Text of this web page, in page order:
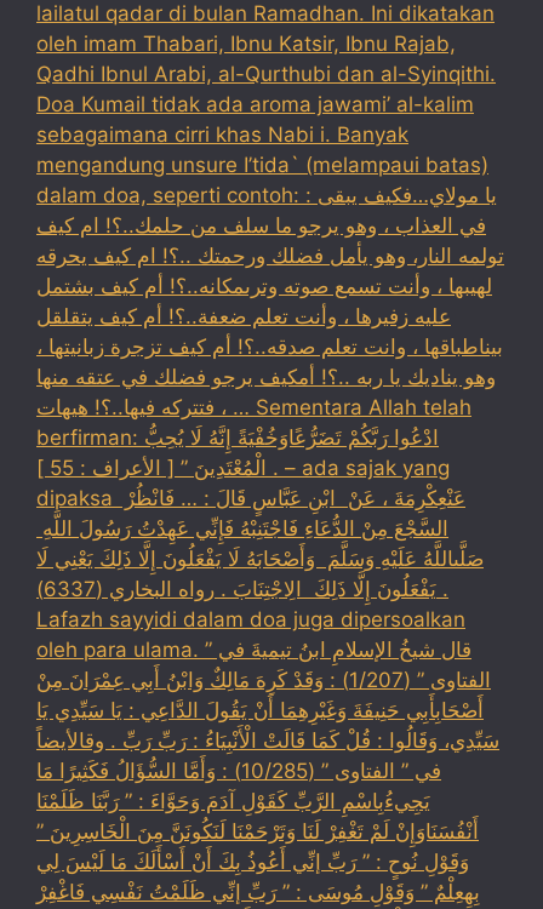
lailatul qadar di bulan Ramadhan. Ini dikatakan
oleh imam Thabari, Ibnu Katsir, Ibnu Rajab,
Qadhi Ibnul Arabi, al-Qurthubi dan al-Syinqithi.
Doa Kumail tidak ada aroma jawami’ al-kalim
sebagaimana cirri khas Nabi i. Banyak
mengandung unsure I’tida` (melampaui batas)
dalam doa, seperti contoh: : يا مولاي…فكيف يبقى
في العذاب ، وهو يرجو ما سلف من حلمك..؟! ام كيف
تولمه النار، وهو يأمل فضلك ورحمتك ..؟! ام كيف يحرقه
لهيبها ، وأنت تسمع صوته وترىمكانه..؟! أم كيف بشتمل
عليه زفيرها ، وأنت تعلم ضعفة..؟! أم كيف يتقلقل
بيناطباقها ، وانت تعلم صدقه..؟! أم كيف تزجرة زبانيتها ،
وهو يناديك يا ربه ..؟! أمكيف يرجو فضلك في عتقه منها
، فتتركه فيها..؟! هيهات … Sementara Allah telah
berfirman: ادْعُوا رَبَّكُمْ تَضَرُّعًاوَخُفْيَةً إِنَّهُ لَا يُحِبُّ
الْمُعْتَدِينَ ” [ الأعراف : 55 ] . – ada sajak yang
dipaksa ‏عَنْ‏‏عِكْرِمَةَ ‏، ‏عَنْ ‏ ‏ابْنِ عَبَّاسٍ ‏‏قَالَ : … فَانْظُرْ ‏‏
السَّجْعَ ‏‏مِنْ الدُّعَاءِ فَاجْتَنِبْهُ فَإِنِّي عَهِدْتُ رَسُولَ اللَّهِ ‏
‏صَلَّىاللَّهُ عَلَيْهِ وَسَلَّمَ ‏ ‏وَأَصْحَابَهُ لَا يَفْعَلُونَ إِلَّا ذَلِكَ ‏‏يَعْنِي لَا
يَفْعَلُونَ إِلَّا ذَلِكَ ‏ ‏الِاجْتِنَابَ . رواه البخاري (6337) .
Lafazh sayyidi dalam doa juga dipersoalkan
oleh para ulama. قال شيخُ الإسلامِ ابنُ تيميةَ في ”
الفتاوى ” (1/207) : وَقَدْ كَرِهَ مَالِكٌ وَابْنُ أَبِي عِمْرَانَ مِنْ
أَصْحَابِأَبِي حَنِيفَةَ وَغَيْرِهِمَا أَنْ يَقُولَ الدَّاعِي : يَا سَيِّدِي يَا
سَيِّدِي، وَقَالُوا : قُلْ كَمَا قَالَتْ الْأَنْبِيَاءُ : رَبِّ رَبِّ . وقالأيضاً
في ” الفتاوى ” (10/285) : وَأَمَّا السُّؤَالُ فَكَثِيرًا مَا
يَجِيءُبِاسْمِ الرَّبِّ كَقَوْلِ آدَمَ وَحَوَّاءَ : ” رَبَّنَا ظَلَمْنَا
أَنْفُسَنَاوَإِنْ لَمْ تَغْفِرْ لَنَا وَتَرْحَمْنَا لَنَكُونَنَّ مِنَ الْخَاسِرِينَ ”
وَقَوْلِ نُوحٍ : ” رَبِّ إنِّي أَعُوذُ بِكَ أَنْ أَسْأَلَكَ مَا لَيْسَ لِي
بِهِعِلْمٌ ” وَقَوْلِ مُوسَى : ” رَبِّ إنِّي ظَلَمْتُ نَفْسِي فَاغْفِرْ